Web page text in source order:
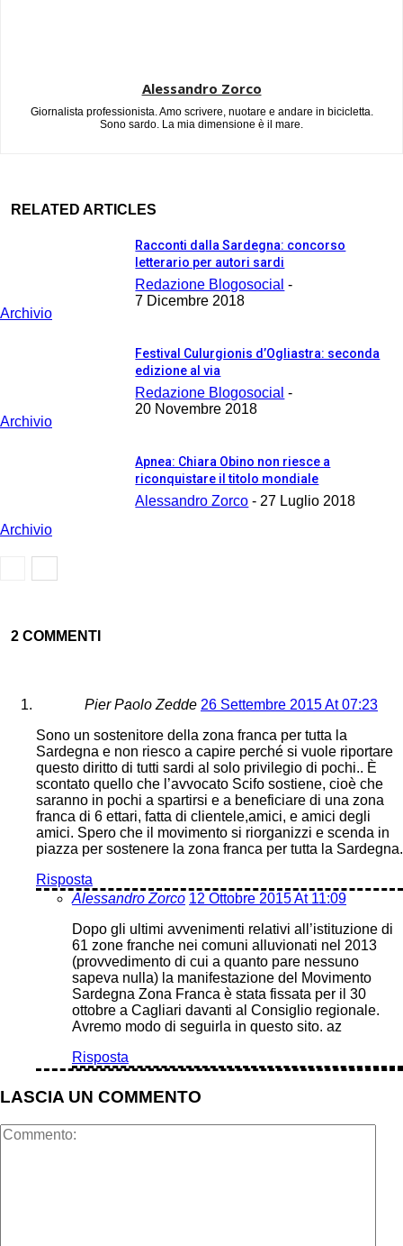
Alessandro Zorco
Giornalista professionista. Amo scrivere, nuotare e andare in bicicletta.
Sono sardo. La mia dimensione è il mare.
RELATED ARTICLES
Archivio
Racconti dalla Sardegna: concorso
letterario per autori sardi
Redazione Blogosocial -
7 Dicembre 2018
Archivio
Festival Culurgionis d’Ogliastra: seconda
edizione al via
Redazione Blogosocial -
20 Novembre 2018
Archivio
Apnea: Chiara Obino non riesce a
riconquistare il titolo mondiale
Alessandro Zorco - 27 Luglio 2018
2 COMMENTI
Pier Paolo Zedde 26 Settembre 2015 At 07:23
Sono un sostenitore della zona franca per tutta la
Sardegna e non riesco a capire perché si vuole riportare
questo diritto di tutti sardi al solo privilegio di pochi.. È
scontato quello che l’avvocato Scifo sostiene, cioè che
saranno in pochi a spartirsi e a beneficiare di una zona
franca di 6 ettari, fatta di clientele,amici, e amici degli
amici. Spero che il movimento si riorganizzi e scenda in
piazza per sostenere la zona franca per tutta la Sardegna.
Risposta
Alessandro Zorco 12 Ottobre 2015 At 11:09
Dopo gli ultimi avvenimenti relativi all’istituzione di
61 zone franche nei comuni alluvionati nel 2013
(provvedimento di cui a quanto pare nessuno
sapeva nulla) la manifestazione del Movimento
Sardegna Zona Franca è stata fissata per il 30
ottobre a Cagliari davanti al Consiglio regionale.
Avremo modo di seguirla in questo sito. az
Risposta
LASCIA UN COMMENTO